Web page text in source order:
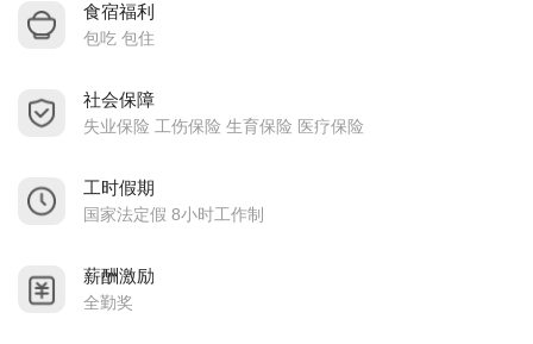
电缆、光缆 、玩具、注塑成型等等。并可根据客户需求。开发
耐热、耐寒、耐磨、雾面、透明、防油防水、高阻燃的PVC
来越高。我们坚持创新开发，提供无卤环保高端的产品，为客
食宿福利
包吃 包住
社会保障
失业保险 工伤保险 生育保险 医疗保险
工时假期
国家法定假 8小时工作制
薪酬激励
全勤奖